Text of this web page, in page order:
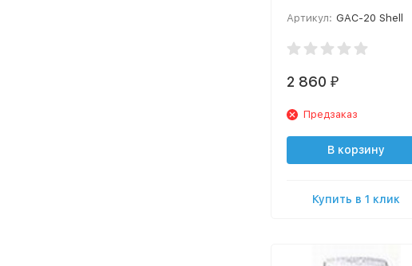
Артикул: GAC-20 Shell
2 860 ₽
Предзаказ
В корзину
Купить в 1 клик